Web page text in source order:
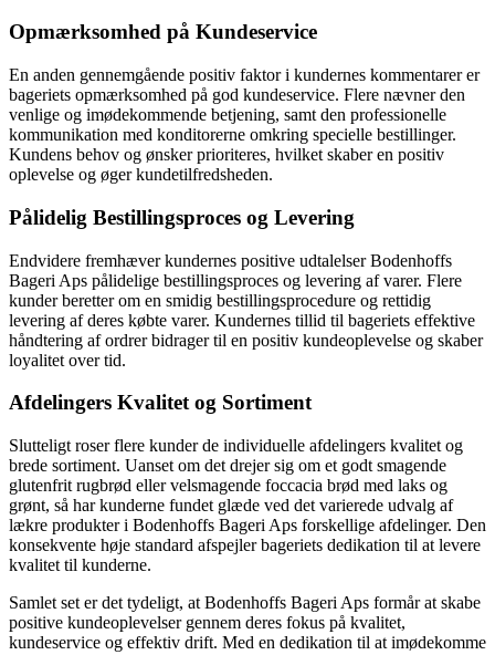
Opmærksomhed på Kundeservice
En anden gennemgående positiv faktor i kundernes kommentarer er
bageriets opmærksomhed på god kundeservice. Flere nævner den
venlige og imødekommende betjening, samt den professionelle
kommunikation med konditorerne omkring specielle bestillinger.
Kundens behov og ønsker prioriteres, hvilket skaber en positiv
oplevelse og øger kundetilfredsheden.
Pålidelig Bestillingsproces og Levering
Endvidere fremhæver kundernes positive udtalelser Bodenhoffs
Bageri Aps pålidelige bestillingsproces og levering af varer. Flere
kunder beretter om en smidig bestillingsprocedure og rettidig
levering af deres købte varer. Kundernes tillid til bageriets effektive
håndtering af ordrer bidrager til en positiv kundeoplevelse og skaber
loyalitet over tid.
Afdelingers Kvalitet og Sortiment
Slutteligt roser flere kunder de individuelle afdelingers kvalitet og
brede sortiment. Uanset om det drejer sig om et godt smagende
glutenfrit rugbrød eller velsmagende foccacia brød med laks og
grønt, så har kunderne fundet glæde ved det varierede udvalg af
lækre produkter i Bodenhoffs Bageri Aps forskellige afdelinger. Den
konsekvente høje standard afspejler bageriets dedikation til at levere
kvalitet til kunderne.
Samlet set er det tydeligt, at Bodenhoffs Bageri Aps formår at skabe
positive kundeoplevelser gennem deres fokus på kvalitet,
kundeservice og effektiv drift. Med en dedikation til at imødekomme